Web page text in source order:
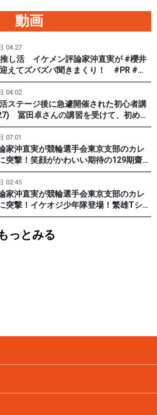
動画
04:27
し活 イケメン評論家沖直実が #櫻井
えてズバズバ聞きまくり！ #PR #松
和田健太郎
04:02
ステージ後に急遽開催された初心者講
冨田卓さんの講習を受けて、初めて
た女子たち。果たして…？ #PR #松戸
田健太郎 #沖直実
07:01
家沖直実が競輪選手会東京支部のカレ
突撃！笑顔がかわいい期待の129期齋藤
！ #pr #松戸けいりん
02:45
家沖直実が競輪選手会東京支部のカレ
突撃！イケオジ少年隊登場！繁雄Tシャ
は？ #PR #松戸けいりん #川口満広 #
川健太
っとみる